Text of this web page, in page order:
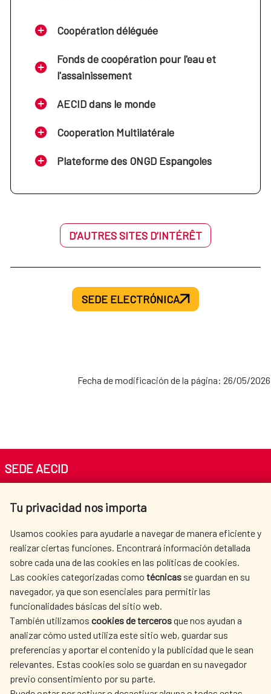
Coopération déléguée
Fonds de coopération pour l'eau et
l'assainissement
AECID dans le monde
Cooperation Multilatérale
Plateforme des ONGD Espangoles
D’AUTRES SITES D’INTÉRÊT
SEDE ELECTRÓNICA
Fecha de modificación de la página: 26/05/2026
Tu privacidad nos importa
Usamos cookies para ayudarle a navegar de manera eficiente y
realizar ciertas funciones. Encontrará información detallada
sobre cada una de las cookies en las políticas de cookies.
Las cookies categorizadas como técnicas se guardan en su
navegador, ya que son esenciales para permitir las
funcionalidades básicas del sitio web.
También utilizamos cookies de tercerosque nos ayudan a
analizar cómo usted utiliza este sitio web, guardar sus
preferencias y aportar el contenido y la publicidad que le sean
relevantes. Estas cookies solo se guardan en su navegador
previo consentimiento por su parte.
SEDE AECID
Tel. +34 900 20 30 54​​​​​​​
AECID
OÙ NOUS COOPÉRONS
L'ACTION HUMANITAIRE
ESPAGNOLE
SALLE DE PRESSE
CULTURE ET SCIENCE BIBLIOTHÈQUE